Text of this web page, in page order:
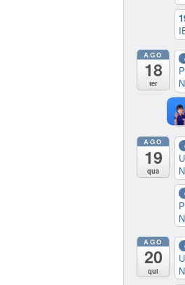
AGO
18
ter
AGO
19
qua
AGO
20
qui